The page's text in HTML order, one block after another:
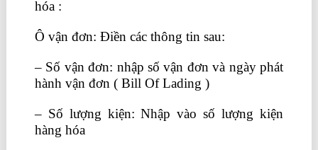
hóa :
Ô vận đơn: Điền các thông tin sau:
– Số vận đơn: nhập số vận đơn và ngày phát
hành vận đơn ( Bill Of Lading )
– Số lượng kiện: Nhập vào số lượng kiện
hàng hóa